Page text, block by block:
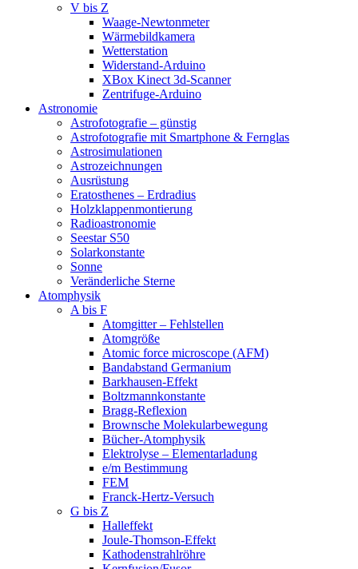
V bis Z
Waage-Newtonmeter
Wärmebildkamera
Wetterstation
Widerstand-Arduino
XBox Kinect 3d-Scanner
Zentrifuge-Arduino
Astronomie
Astrofotografie – günstig
Astrofotografie mit Smartphone & Fernglas
Astrosimulationen
Astrozeichnungen
Ausrüstung
Eratosthenes – Erdradius
Holzklappenmontierung
Radioastronomie
Seestar S50
Solarkonstante
Sonne
Veränderliche Sterne
Atomphysik
A bis F
Atomgitter – Fehlstellen
Atomgröße
Atomic force microscope (AFM)
Bandabstand Germanium
Barkhausen-Effekt
Boltzmannkonstante
Bragg-Reflexion
Brownsche Molekularbewegung
Bücher-Atomphysik
Elektrolyse – Elementarladung
e/m Bestimmung
FEM
Franck-Hertz-Versuch
G bis Z
Halleffekt
Joule-Thomson-Effekt
Kathodenstrahlröhre